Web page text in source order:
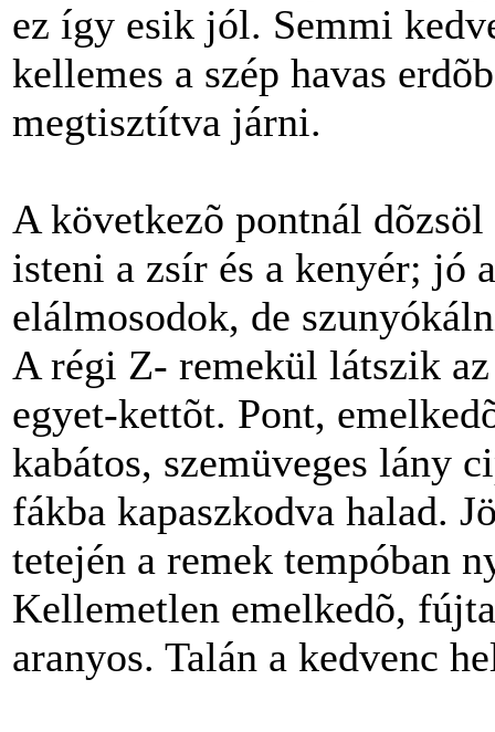
ez így esik jól. Semmi
kellemes a szép havas
megtisztítva járni.
A következõ pontnál
isteni a zsír és a kenyér; jó
elálmosodok, de
A régi Z- remekül látszik
egyet-kettõt. Pont,
kabátos, szemüveges lány
fákba kapaszkodva halad.
tetején a remek tempóban
Kellemetlen emelkedõ,
aranyos. Talán a kedvenc